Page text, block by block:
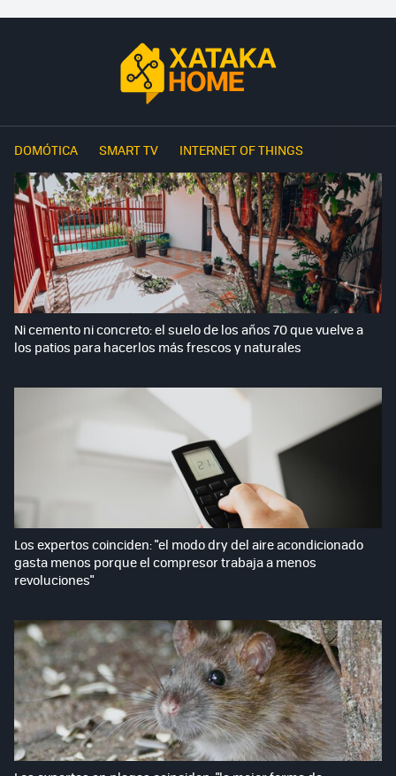
DOMÓTICA SMART TV INTERNET OF THINGS
Ni cemento ni concreto: el suelo de los años 70 que vuelve a
los patios para hacerlos más frescos y naturales
Los expertos coinciden: "el modo dry del aire acondicionado
gasta menos porque el compresor trabaja a menos
revoluciones"